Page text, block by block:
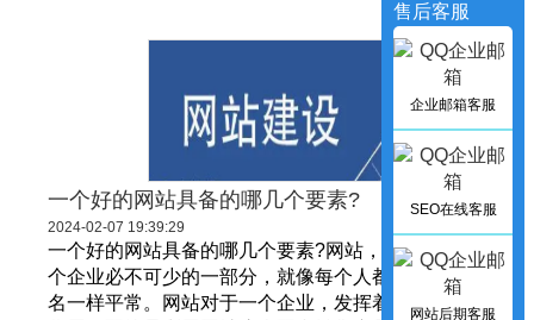
一个好的网站具备的哪几个要素?
2024-02-07 19:39:29
一个好的网站具备的哪几个要素?网站，已经成为每
个企业必不可少的一部分，就像每个人都有自己的姓
名一样平常。网站对于一个企业，发挥着越来越大的
售后客服
企业邮箱客服
SEO在线客服
网站后期客服